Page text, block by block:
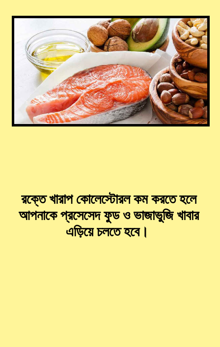
রক্তে খারাপ কোলেস্টোরল কম করতে হলে
আপনাকে প্রসেসেদ ফুড ও ভাজাভুজি খাবার
এড়িয়ে চলতে হবে।